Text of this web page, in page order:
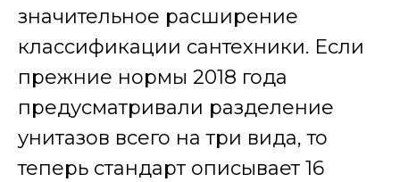
значительное расширение
классификации сантехники. Если
прежние нормы 2018 года
предусматривали разделение
унитазов всего на три вида, то
теперь стандарт описывает 16